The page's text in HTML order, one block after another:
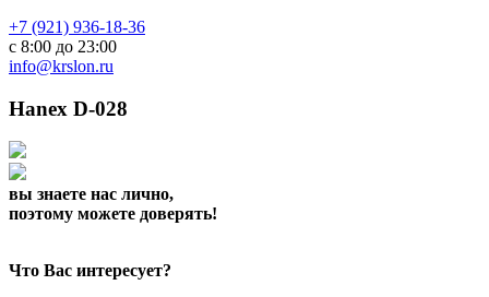
+7 (921) 936-18-36
с 8:00 до 23:00
info@krslon.ru
Hanex D-028
вы знаете нас лично,
поэтому можете доверять!
Что Вас интересует?